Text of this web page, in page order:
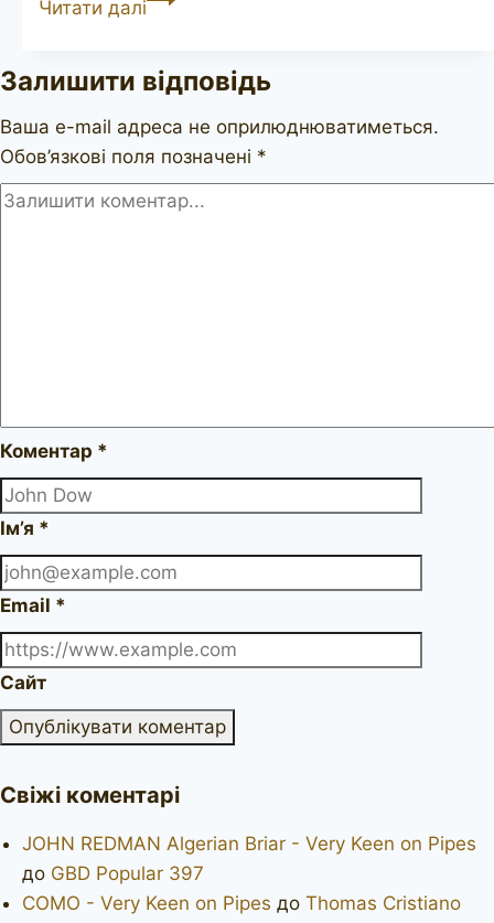
Читати далі
Anniversary
Залишити відповідь
Ваша e-mail адреса не оприлюднюватиметься.
Обов’язкові поля позначені *
Коментар *
Ім’я *
Email *
Сайт
Свіжі коментарі
JOHN REDMAN Algerian Briar - Very Keen on Pipes
до GBD Popular 397
COMO - Very Keen on Pipes до Thomas Cristiano